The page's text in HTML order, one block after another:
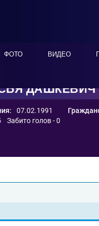
ФОТО ВИДЕО
ДАШКЕВИЧ
07.02.1991
Забито голов - 0